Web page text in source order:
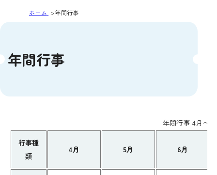
ホーム 年間行事
年間行事
年間行事 4月〜9
行事種
類
4月 5月 6月